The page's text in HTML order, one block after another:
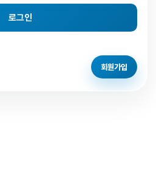
로그인
회원가입